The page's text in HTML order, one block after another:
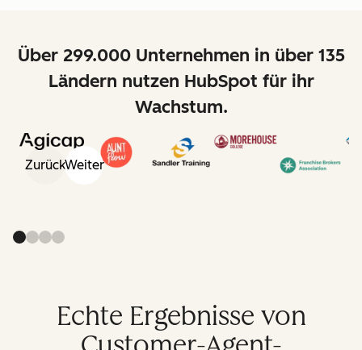
Über 299.000 Unternehmen in über 135
Ländern nutzen HubSpot für ihr
Wachstum.
ZurückWeiter
Echte Ergebnisse von